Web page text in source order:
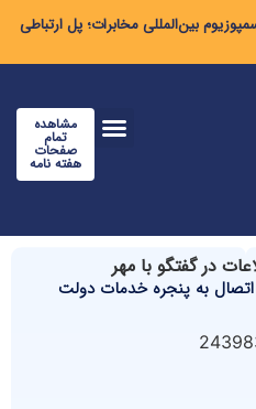
بین‌المللی مخابرات؛ پل ارتباطی
مشاهده
تمام
صفحات
هفته نامه
در گفتگو با مهر
اتصال به پنجره خدمات دولت